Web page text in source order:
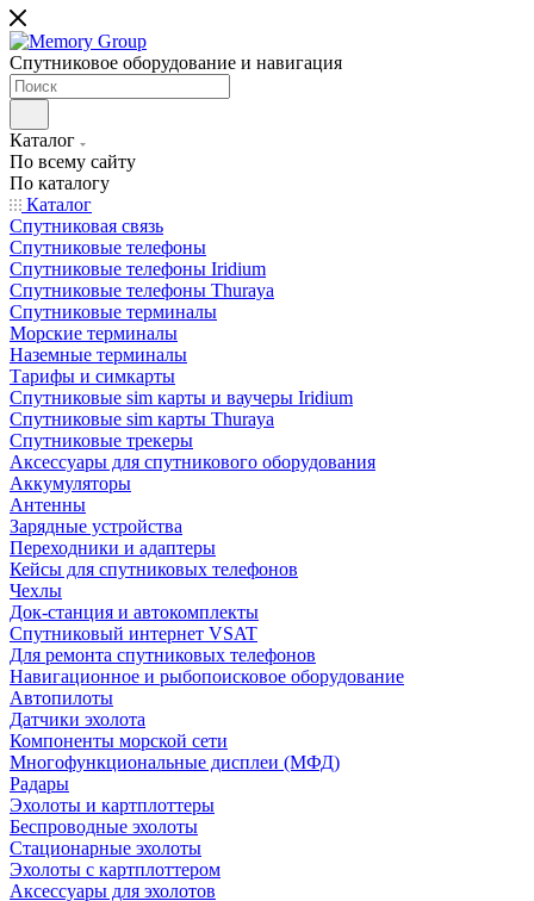
Спутниковое оборудование и навигация
Каталог
По всему сайту
По каталогу
Каталог
Спутниковая связь
Спутниковые телефоны
Спутниковые телефоны Iridium
Спутниковые телефоны Thuraya
Спутниковые терминалы
Морские терминалы
Наземные терминалы
Тарифы и симкарты
Спутниковые sim карты и ваучеры Iridium
Спутниковые sim карты Thuraya
Спутниковые трекеры
Аксессуары для спутникового оборудования
Аккумуляторы
Антенны
Зарядные устройства
Переходники и адаптеры
Кейсы для спутниковых телефонов
Чехлы
Док-станция и автокомплекты
Спутниковый интернет VSAT
Для ремонта спутниковых телефонов
Навигационное и рыбопоисковое оборудование
Автопилоты
Датчики эхолота
Компоненты морской сети
Многофункциональные дисплеи (МФД)
Радары
Эхолоты и картплоттеры
Беспроводные эхолоты
Стационарные эхолоты
Эхолоты с картплоттером
Аксессуары для эхолотов